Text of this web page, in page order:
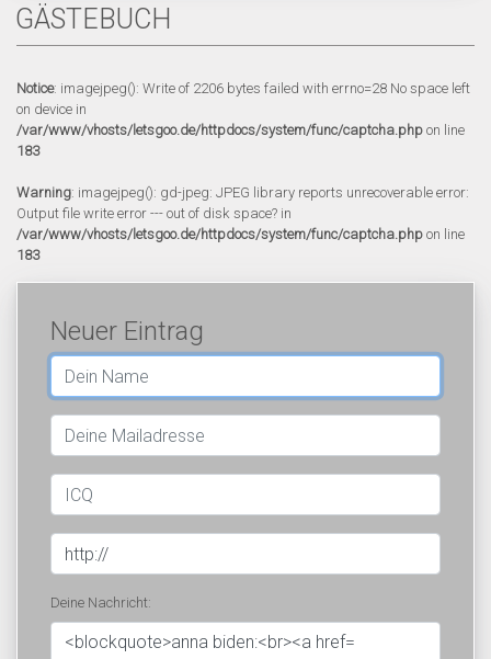
GÄSTEBUCH
Notice: imagejpeg(): Write of 2206 bytes failed with errno=28 No space left
on device in
/var/www/vhosts/letsgoo.de/httpdocs/system/func/captcha.php on line
183
Warning: imagejpeg(): gd-jpeg: JPEG library reports unrecoverable error:
Output file write error --- out of disk space? in
/var/www/vhosts/letsgoo.de/httpdocs/system/func/captcha.php on line
183
Neuer Eintrag
Deine Nachricht: